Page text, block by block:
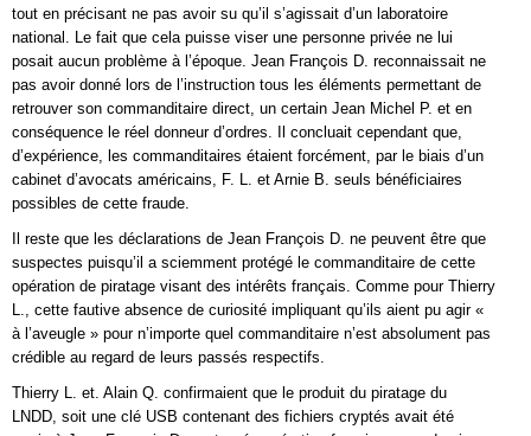
tout en précisant ne pas avoir su qu’il s’agissait d’un laboratoire
national. Le fait que cela puisse viser une personne privée ne lui
posait aucun problème à l’époque. Jean François D. reconnaissait ne
pas avoir donné lors de l’instruction tous les éléments permettant de
retrouver son commanditaire direct, un certain Jean Michel P. et en
conséquence le réel donneur d’ordres. Il concluait cependant que,
d’expérience, les commanditaires étaient forcément, par le biais d’un
cabinet d’avocats américains, F. L. et Arnie B. seuls bénéficiaires
possibles de cette fraude.
Il reste que les déclarations de Jean François D. ne peuvent être que
suspectes puisqu’il a sciemment protégé le commanditaire de cette
opération de piratage visant des intérêts français. Comme pour Thierry
L., cette fautive absence de curiosité impliquant qu’ils aient pu agir «
à l’aveugle » pour n’importe quel commanditaire n’est absolument pas
crédible au regard de leurs passés respectifs.
Thierry L. et. Alain Q. confirmaient que le produit du piratage du
LNDD, soit une clé USB contenant des fichiers cryptés avait été